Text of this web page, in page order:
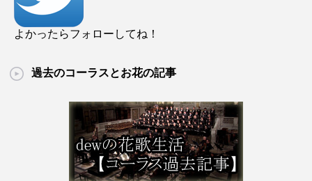
よかったらフォローしてね！
過去のコーラスとお花の記事